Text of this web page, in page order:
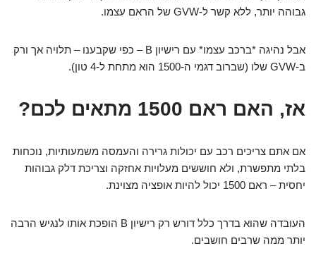
גבוהה יותר, ללא קשר ל-GVW של הראם עצמו.
אבל נהיגה *ברכב עצמו* עם רישיון B – כפי שקבענו – תלויה אך ורק
ב-GVW שלו (שברוב דגמי ה-1500 הוא מתחת ל-4 טון).
אז, האם ראם 1500 מתאים לכם?
אם אתם צריכים רכב עם יכולות גרירה והעמסה משמעותיות, נוכחות
בלתי מתפשרת, ולא חוששים מעלויות אחזקה וצריכת דלק גבוהות
יחסית – ראם 1500 יכול להיות אופציה מצוינת.
העובדה שהוא בדרך כלל דורש רק רישיון B הופכת אותו לנגיש הרבה
יותר ממה שרבים חושבים.